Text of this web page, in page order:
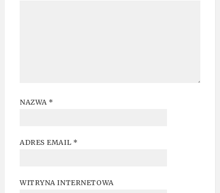
NAZWA *
ADRES EMAIL *
WITRYNA INTERNETOWA